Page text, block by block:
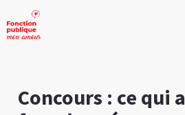
Concours : ce qui a